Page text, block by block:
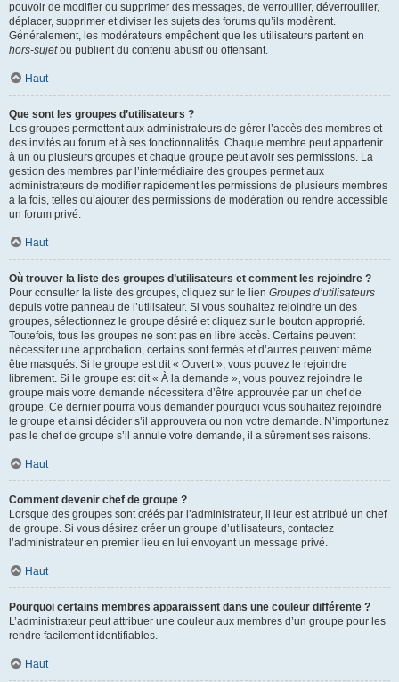
pouvoir de modifier ou supprimer des messages, de verrouiller, déverrouiller,
déplacer, supprimer et diviser les sujets des forums qu’ils modèrent.
Généralement, les modérateurs empêchent que les utilisateurs partent en
hors-sujetou publient du contenu abusif ou offensant.
Haut
Que sont les groupes d’utilisateurs ?
Les groupes permettent aux administrateurs de gérer l’accès des membres et
des invités au forum et à ses fonctionnalités. Chaque membre peut appartenir
à un ou plusieurs groupes et chaque groupe peut avoir ses permissions. La
gestion des membres par l’intermédiaire des groupes permet aux
administrateurs de modifier rapidement les permissions de plusieurs membres
à la fois, telles qu’ajouter des permissions de modération ou rendre accessible
un forum privé.
Haut
Où trouver la liste des groupes d’utilisateurs et comment les rejoindre ?
Pour consulter la liste des groupes, cliquez sur le lien Groupes d’utilisateurs
depuis votre panneau de l’utilisateur. Si vous souhaitez rejoindre un des
groupes, sélectionnez le groupe désiré et cliquez sur le bouton approprié.
Toutefois, tous les groupes ne sont pas en libre accès. Certains peuvent
nécessiter une approbation, certains sont fermés et d’autres peuvent même
être masqués. Si le groupe est dit « Ouvert », vous pouvez le rejoindre
librement. Si le groupe est dit « À la demande », vous pouvez rejoindre le
groupe mais votre demande nécessitera d’être approuvée par un chef de
groupe. Ce dernier pourra vous demander pourquoi vous souhaitez rejoindre
le groupe et ainsi décider s’il approuvera ou non votre demande. N’importunez
pas le chef de groupe s’il annule votre demande, il a sûrement ses raisons.
Haut
Comment devenir chef de groupe ?
Lorsque des groupes sont créés par l’administrateur, il leur est attribué un chef
de groupe. Si vous désirez créer un groupe d’utilisateurs, contactez
l’administrateur en premier lieu en lui envoyant un message privé.
Haut
Pourquoi certains membres apparaissent dans une couleur différente ?
L’administrateur peut attribuer une couleur aux membres d’un groupe pour les
rendre facilement identifiables.
Haut